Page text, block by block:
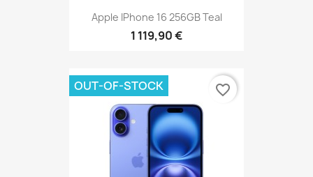
Apple IPhone 16 256GB Teal
1 119,90 €
OUT-OF-STOCK favorite_border